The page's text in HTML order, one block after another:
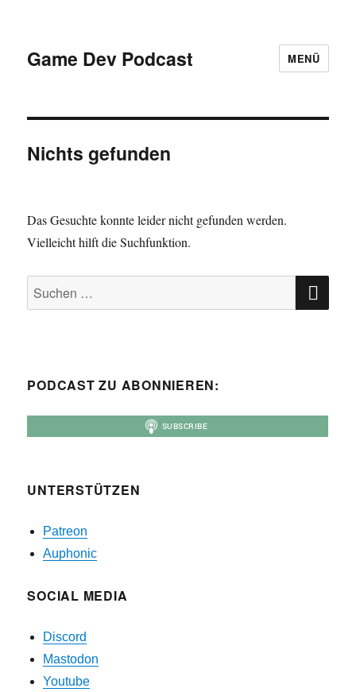
Game Dev Podcast MENÜ
Nichts gefunden
Das Gesuchte konnte leider nicht gefunden werden.
Vielleicht hilft die Suchfunktion.
Suchen
nach:
PODCAST ZU ABONNIEREN:
UNTERSTÜTZEN
Patreon
Auphonic
SOCIAL MEDIA
Discord
Mastodon
Youtube